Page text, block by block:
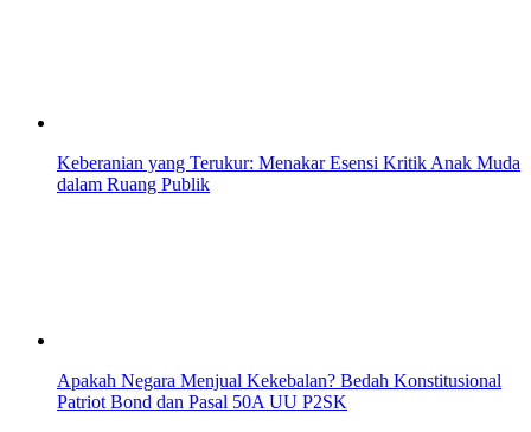
Keberanian yang Terukur: Menakar Esensi Kritik Anak Muda
dalam Ruang Publik
Apakah Negara Menjual Kekebalan? Bedah Konstitusional
Patriot Bond dan Pasal 50A UU P2SK